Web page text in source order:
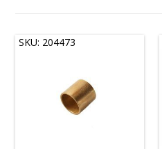
SKU: 204473